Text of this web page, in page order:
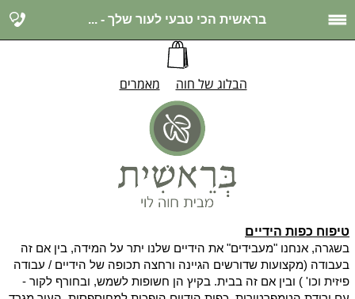
בראשית הכי טבעי לעור שלך - ...
הבלוג של חוה מאמרים
טיפוח כפות הידיים
בשגרה, אנחנו "מעבידים" את הידיים שלנו יתר על המידה, בין אם זה
בעבודה (מקצועות שדורשים הגיינה ורחצה תכופה של הידיים / עבודה
פיזית וכו' ) ובין אם זה בבית. בקיץ הן חשופות לשמש, ובחורף לקור -